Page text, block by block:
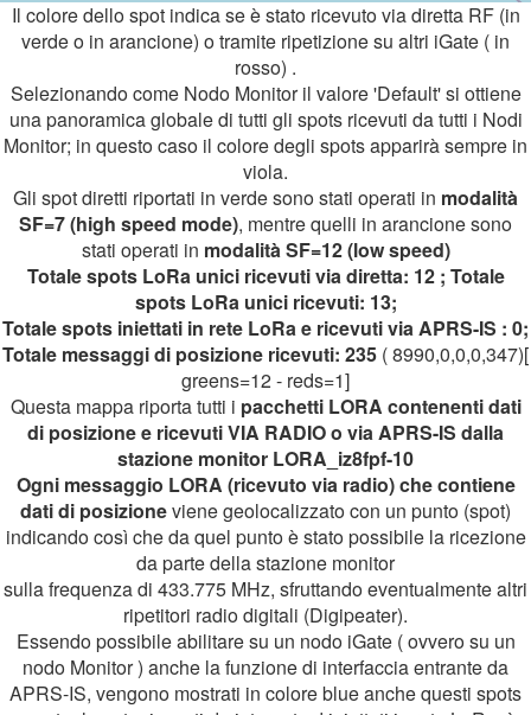
Il colore dello spot indica se è stato ricevuto via diretta RF (in
verde o in arancione) o tramite ripetizione su altri iGate ( in
rosso) .
Selezionando come Nodo Monitor il valore 'Default' si ottiene
una panoramica globale di tutti gli spots ricevuti da tutti i Nodi
Monitor; in questo caso il colore degli spots apparirà sempre in
viola.
Gli spot diretti riportati in verde sono stati operati in modalità
SF=7 (high speed mode), mentre quelli in arancione sono
stati operati in modalità SF=12 (low speed)
Totale spots LoRa unici ricevuti via diretta: 12 ; Totale
spots LoRa unici ricevuti: 13;
Totale spots iniettati in rete LoRa e ricevuti via APRS-IS : 0;
Totale messaggi di posizione ricevuti: 235 ( 8990,0,0,0,347)[
greens=12 - reds=1]
Questa mappa riporta tutti i pacchetti LORA contenenti dati
di posizione e ricevuti VIA RADIO o via APRS-IS dalla
stazione monitor LORA_iz8fpf-10
Ogni messaggio LORA (ricevuto via radio) che contiene
dati di posizioneviene geolocalizzato con un punto (spot)
indicando così che da quel punto è stato possibile la ricezione
da parte della stazione monitor
sulla frequenza di 433.775 MHz, sfruttando eventualmente altri
ripetitori radio digitali (Digipeater).
Essendo possibile abilitare su un nodo iGate ( ovvero su un
nodo Monitor ) anche la funzione di interfaccia entrante da
APRS-IS, vengono mostrati in colore blue anche questi spots